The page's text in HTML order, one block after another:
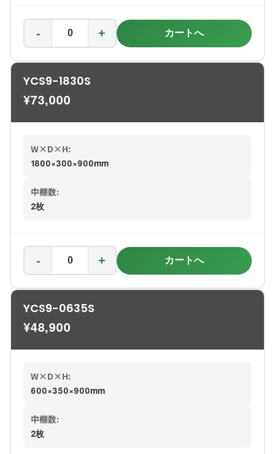
- + カートへ
YCS9-1830S
¥73,000
W×D×H:
1800×300×900mm
中棚数:
2枚
- + カートへ
YCS9-0635S
¥48,900
W×D×H:
600×350×900mm
中棚数:
2枚